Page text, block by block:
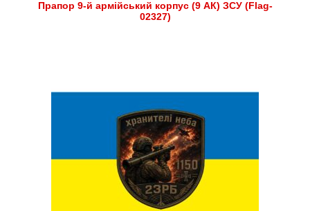
Прапор 9-й армійський корпус (9 АК) ЗСУ (Flag-
02327)